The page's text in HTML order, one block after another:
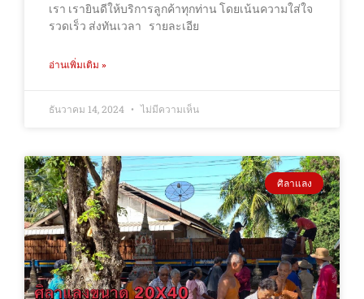
เรา เรายินดีให้บริการลูกค้าทุกท่าน โดยเน้นความใส่ใจ
รวดเร็ว ส่งทันเวลา รายละเอีย
อ่านเพิ่มเติม »
ธันวาคม 14, 2024 ไม่มีความเห็น
ศิลาแลง